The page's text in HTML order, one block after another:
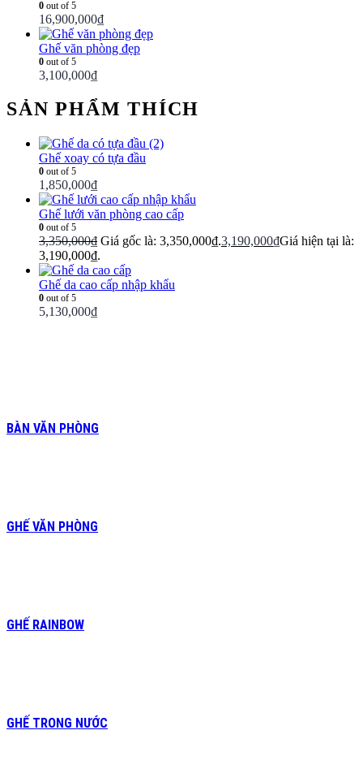
0 out of 5
16,900,000₫
Ghế văn phòng đẹp
0 out of 5
3,100,000₫
SẢN PHẨM THÍCH
Ghế xoay có tựa đầu
0 out of 5
1,850,000₫
Ghế lưới văn phòng cao cấp
0 out of 5
3,350,000₫ Giá gốc là: 3,350,000₫.3,190,000₫Giá hiện tại là:
3,190,000₫.
Ghế da cao cấp nhập khẩu
0 out of 5
5,130,000₫
BÀN VĂN PHÒNG
GHẾ VĂN PHÒNG
GHẾ RAINBOW
GHẾ TRONG NƯỚC